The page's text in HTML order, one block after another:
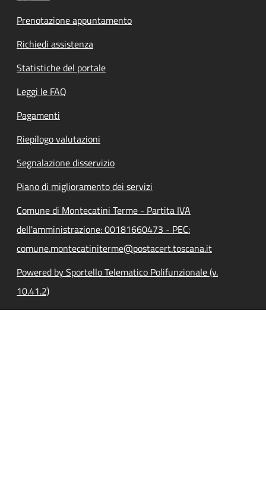
Prenotazione appuntamento
Richiedi assistenza
Statistiche del portale
Leggi le FAQ
Pagamenti
Riepilogo valutazioni
Segnalazione disservizio
Piano di miglioramento dei servizi
Comune di Montecatini Terme - Partita IVA
dell'amministrazione: 00181660473 - PEC:
comune.montecatiniterme@postacert.toscana.it
Powered by Sportello Telematico Polifunzionale (v.
10.41.2)